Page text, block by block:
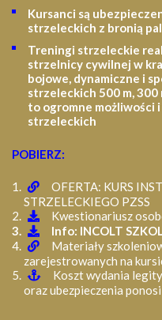
Kursanci są
strzeleckich z bronią
Treningi strzeleckie
strzelnicy cywilnej w
bojowe, dynamiczne i
strzeleckich 500 m, 300
to ogromne możliwości
strzeleckich
POBIERZ:
OFERTA: KURS
STRZELECKIEGO PZSS
Kwestionariusz
Info: INCOLT
Materiały
zarejestrowanych na
Koszt wydania
oraz ubezpieczenia